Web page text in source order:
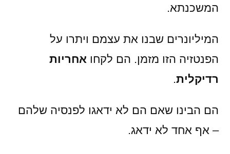
המשכנתא.
המיליונרים שבנו את עצמם ויתרו על
הפנטזיה הזו מזמן. הם לקחו אחריות
רדיקלית.
הם הבינו שאם הם לא ידאגו לפנסיה שלהם
– אף אחד לא ידאג.